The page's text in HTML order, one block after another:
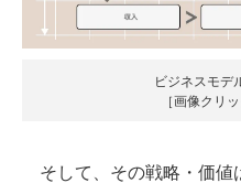
ビジネスモデ
［画像クリ
そして、その戦略・価値